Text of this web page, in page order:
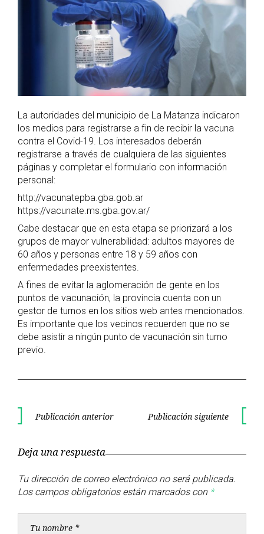
La autoridades del municipio de La Matanza indicaron
los medios para registrarse a fin de recibir la vacuna
contra el Covid-19. Los interesados deberán
registrarse a través de cualquiera de las siguientes
páginas y completar el formulario con información
personal:
http://vacunatepba.gba.gob.ar
https://vacunate.ms.gba.gov.ar/
Cabe destacar que en esta etapa se priorizará a los
grupos de mayor vulnerabilidad: adultos mayores de
60 años y personas entre 18 y 59 años con
enfermedades preexistentes.
A fines de evitar la aglomeración de gente en los
puntos de vacunación, la provincia cuenta con un
gestor de turnos en los sitios web antes mencionados.
Es importante que los vecinos recuerden que no se
debe asistir a ningún punto de vacunación sin turno
previo.
Navegación
entradas
Publicación anterior Publicación siguiente
Deja una respuesta
Tu dirección de correo electrónico no será publicada.
Los campos obligatorios están marcados con *